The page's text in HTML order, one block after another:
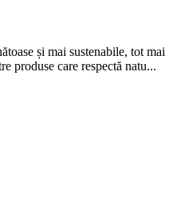
și mai sustenabile, tot mai
produse care respectă natu...